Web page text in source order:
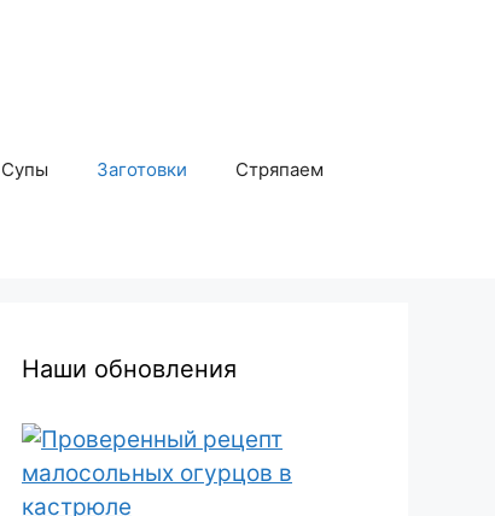
Супы Заготовки Стряпаем
Наши обновления